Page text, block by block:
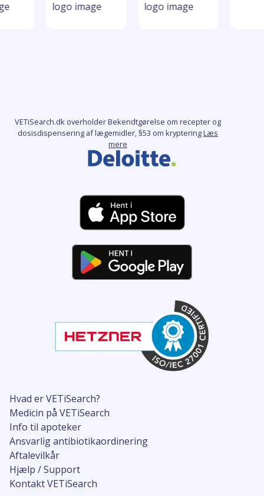
Hvad er VETiSearch?
Medicin på VETiSearch
Info til apoteker
Ansvarlig antibiotikaordinering
Aftalevilkår
Hjælp / Support
Kontakt VETiSearch
VETiSearch.dk overholder Bekendtgørelse om recepter og
dosisdispensering af lægemidler, §53 om krypteringLæs
mere